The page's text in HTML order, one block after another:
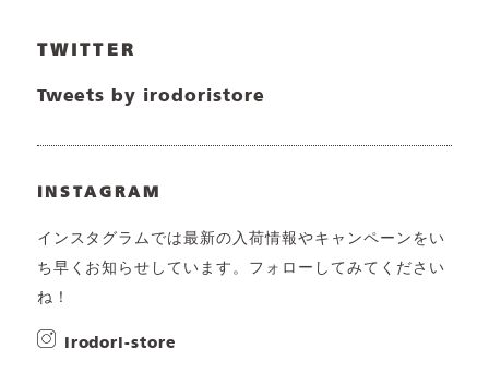
TWITTER
Tweets by irodoristore
INSTAGRAM
インスタグラムでは最新の入荷情報やキャンペーンをい
ち早くお知らせしています。フォローしてみてください
ね！
irodori-store